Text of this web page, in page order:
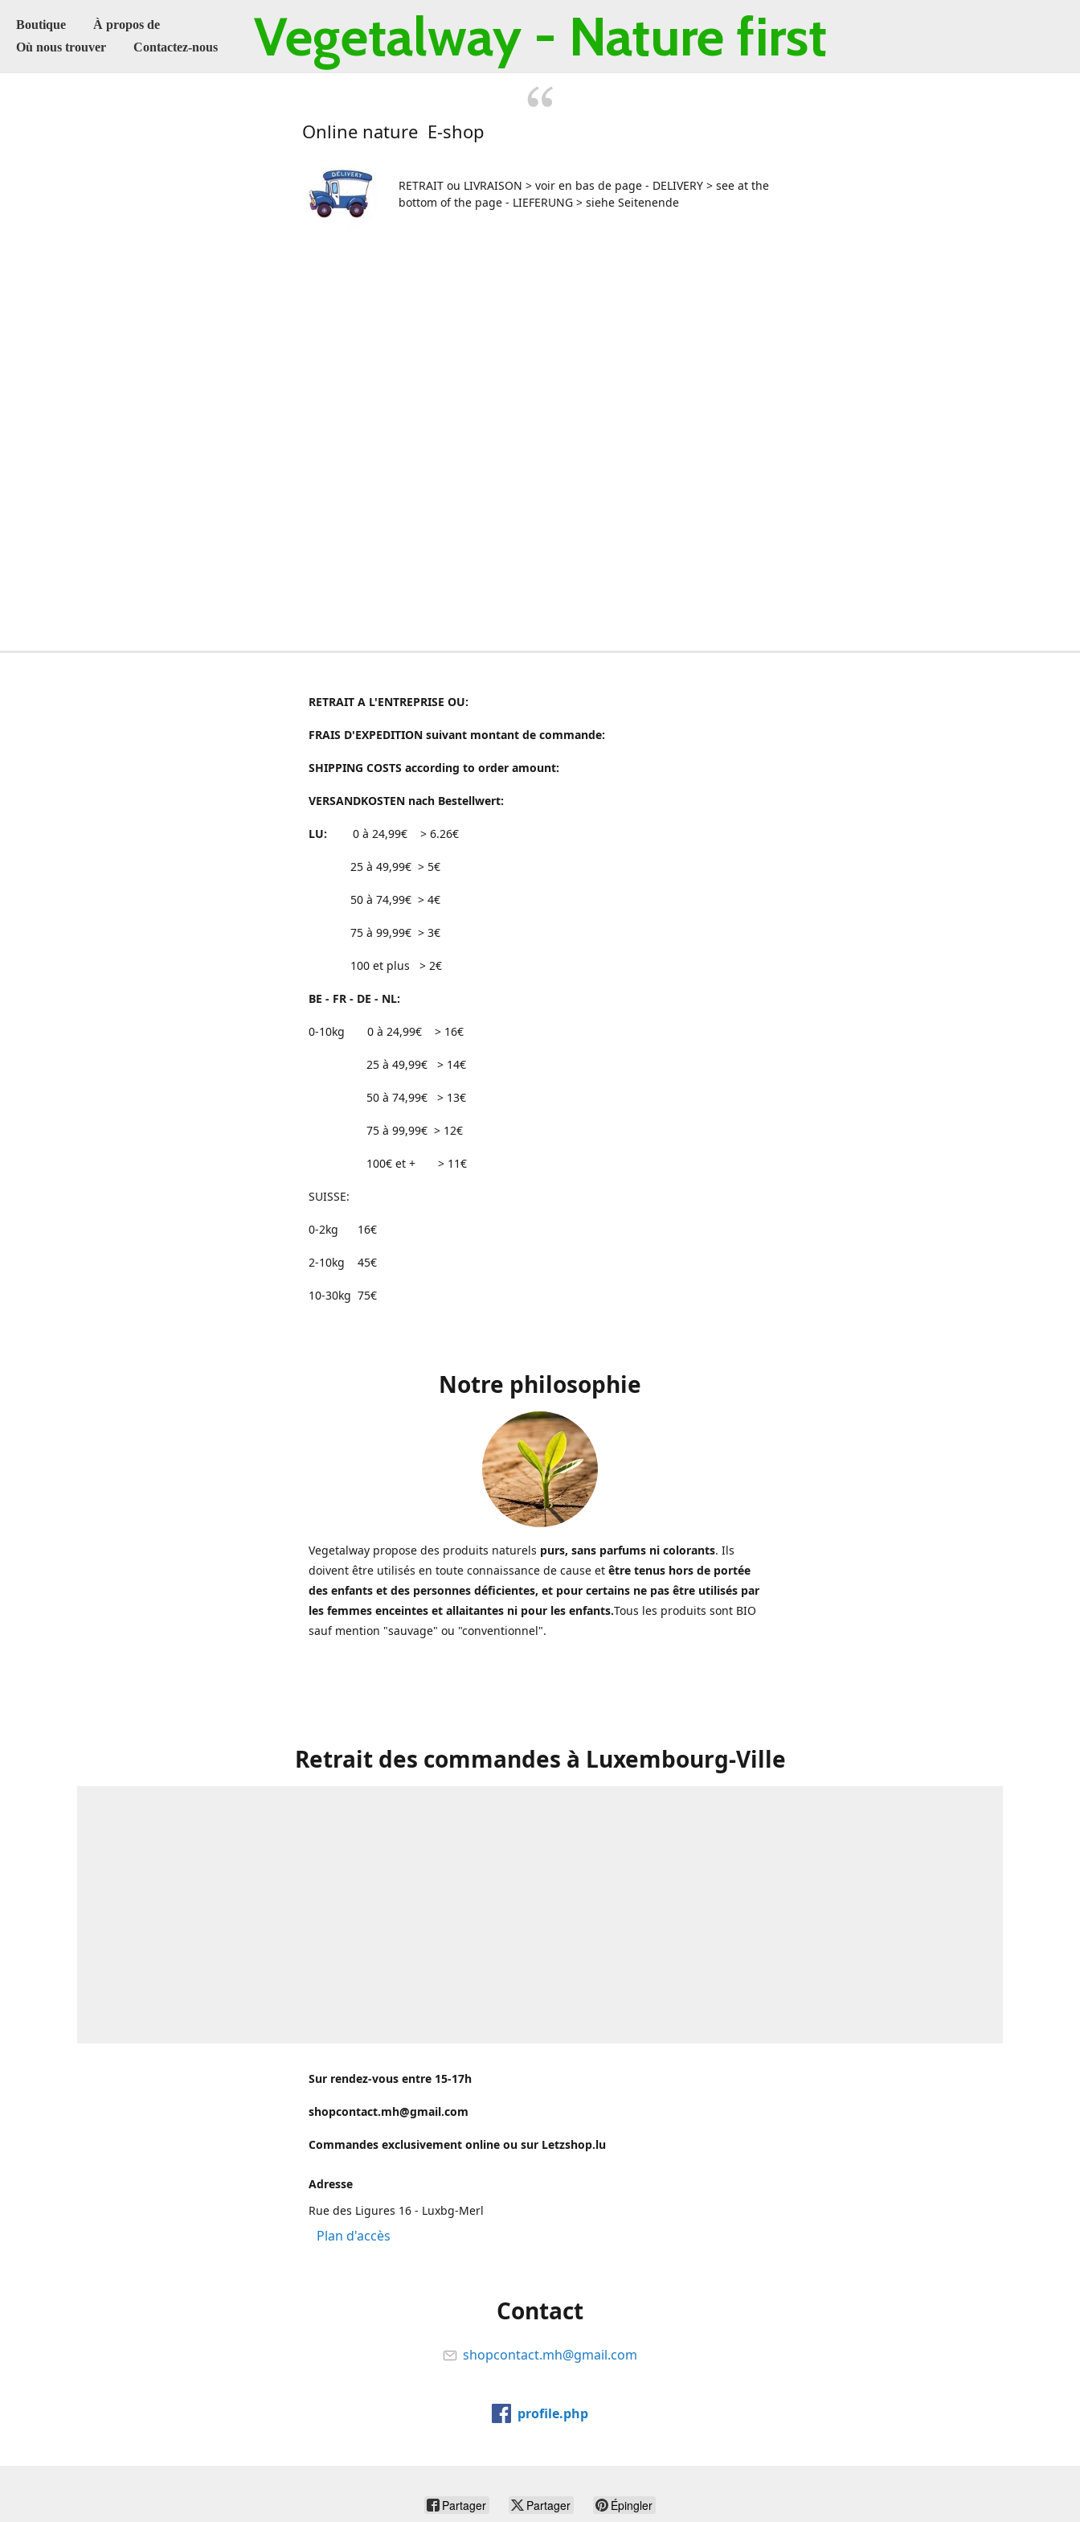
Vegetalway - Nature first
Boutique
À propos de
Où nous trouver
Contactez-nous
Online nature E-shop
RETRAIT ou LIVRAISON > voir en bas de page - DELIVERY > see at the
bottom of the page - LIEFERUNG > siehe Seitenende
RETRAIT A L'ENTREPRISE OU:
FRAIS D'EXPEDITION suivant montant de commande:
SHIPPING COSTS according to order amount:
VERSANDKOSTEN nach Bestellwert:
LU: 0 à 24,99€ > 6.26€
25 à 49,99€ > 5€
50 à 74,99€ > 4€
75 à 99,99€ > 3€
100 et plus > 2€
BE - FR - DE - NL:
0-10kg 0 à 24,99€ > 16€
25 à 49,99€ > 14€
50 à 74,99€ > 13€
75 à 99,99€ > 12€
100€ et + > 11€
SUISSE:
0-2kg 16€
2-10kg 45€
10-30kg 75€
Notre philosophie
Vegetalway propose des produits naturels purs, sans parfums ni colorants. Ils
doivent être utilisés en toute connaissance de cause et être tenus hors de portée
des enfants et des personnes déficientes, et pour certains ne pas être utilisés par
les femmes enceintes et allaitantes ni pour les enfants.Tous les produits sont BIO
sauf mention "sauvage" ou "conventionnel".
Retrait des commandes à Luxembourg-Ville
Sur rendez-vous entre 15-17h
shopcontact.mh@gmail.com
Commandes exclusivement online ou sur Letzshop.lu
Adresse
Rue des Ligures 16 - Luxbg-Merl
Plan d'accès
Contact
shopcontact.mh@gmail.com
profile.php
Partager Partager Épingler